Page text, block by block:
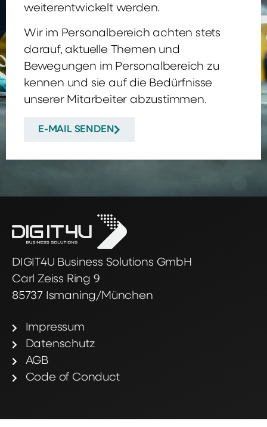
weiterentwickelt werden.
Wir im Personalbereich achten stets
darauf, aktuelle Themen und
Bewegungen im Personalbereich zu
kennen und sie auf die Bedürfnisse
unserer Mitarbeiter abzustimmen.
E-MAIL SENDEN
DIGIT4U Business Solutions GmbH
Carl Zeiss Ring 9
85737 Ismaning/München
Impressum
Datenschutz
AGB
Code of Conduct